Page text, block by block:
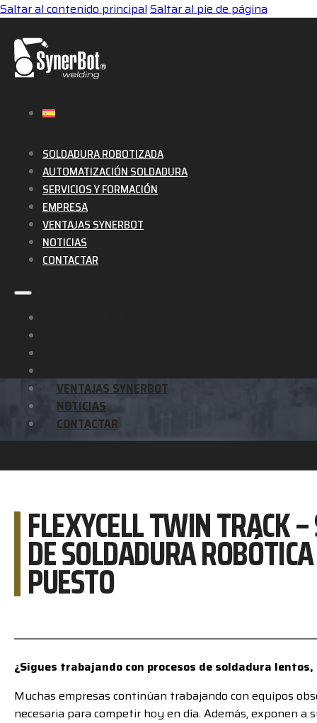
Saltar al contenido principalSaltar al pie de página
SOLDADURA ROBOTIZADA
AUTOMATIZACIÓN SOLDADURA
SERVICIOS Y FORMACIÓN
EMPRESA
VENTAJAS SYNERBOT
NOTICIAS
CONTACTAR
VENTAJAS SYNERBOT
NOTICIAS
CONTACTAR
FLEXYCELL TWIN TRACK
DE SOLDADURA
PUESTO
¿Sigues trabajando con procesos de soldadura
Muchas empresas continúan trabajando con equipos
necesaria para competir hoy en día. Además, exponen